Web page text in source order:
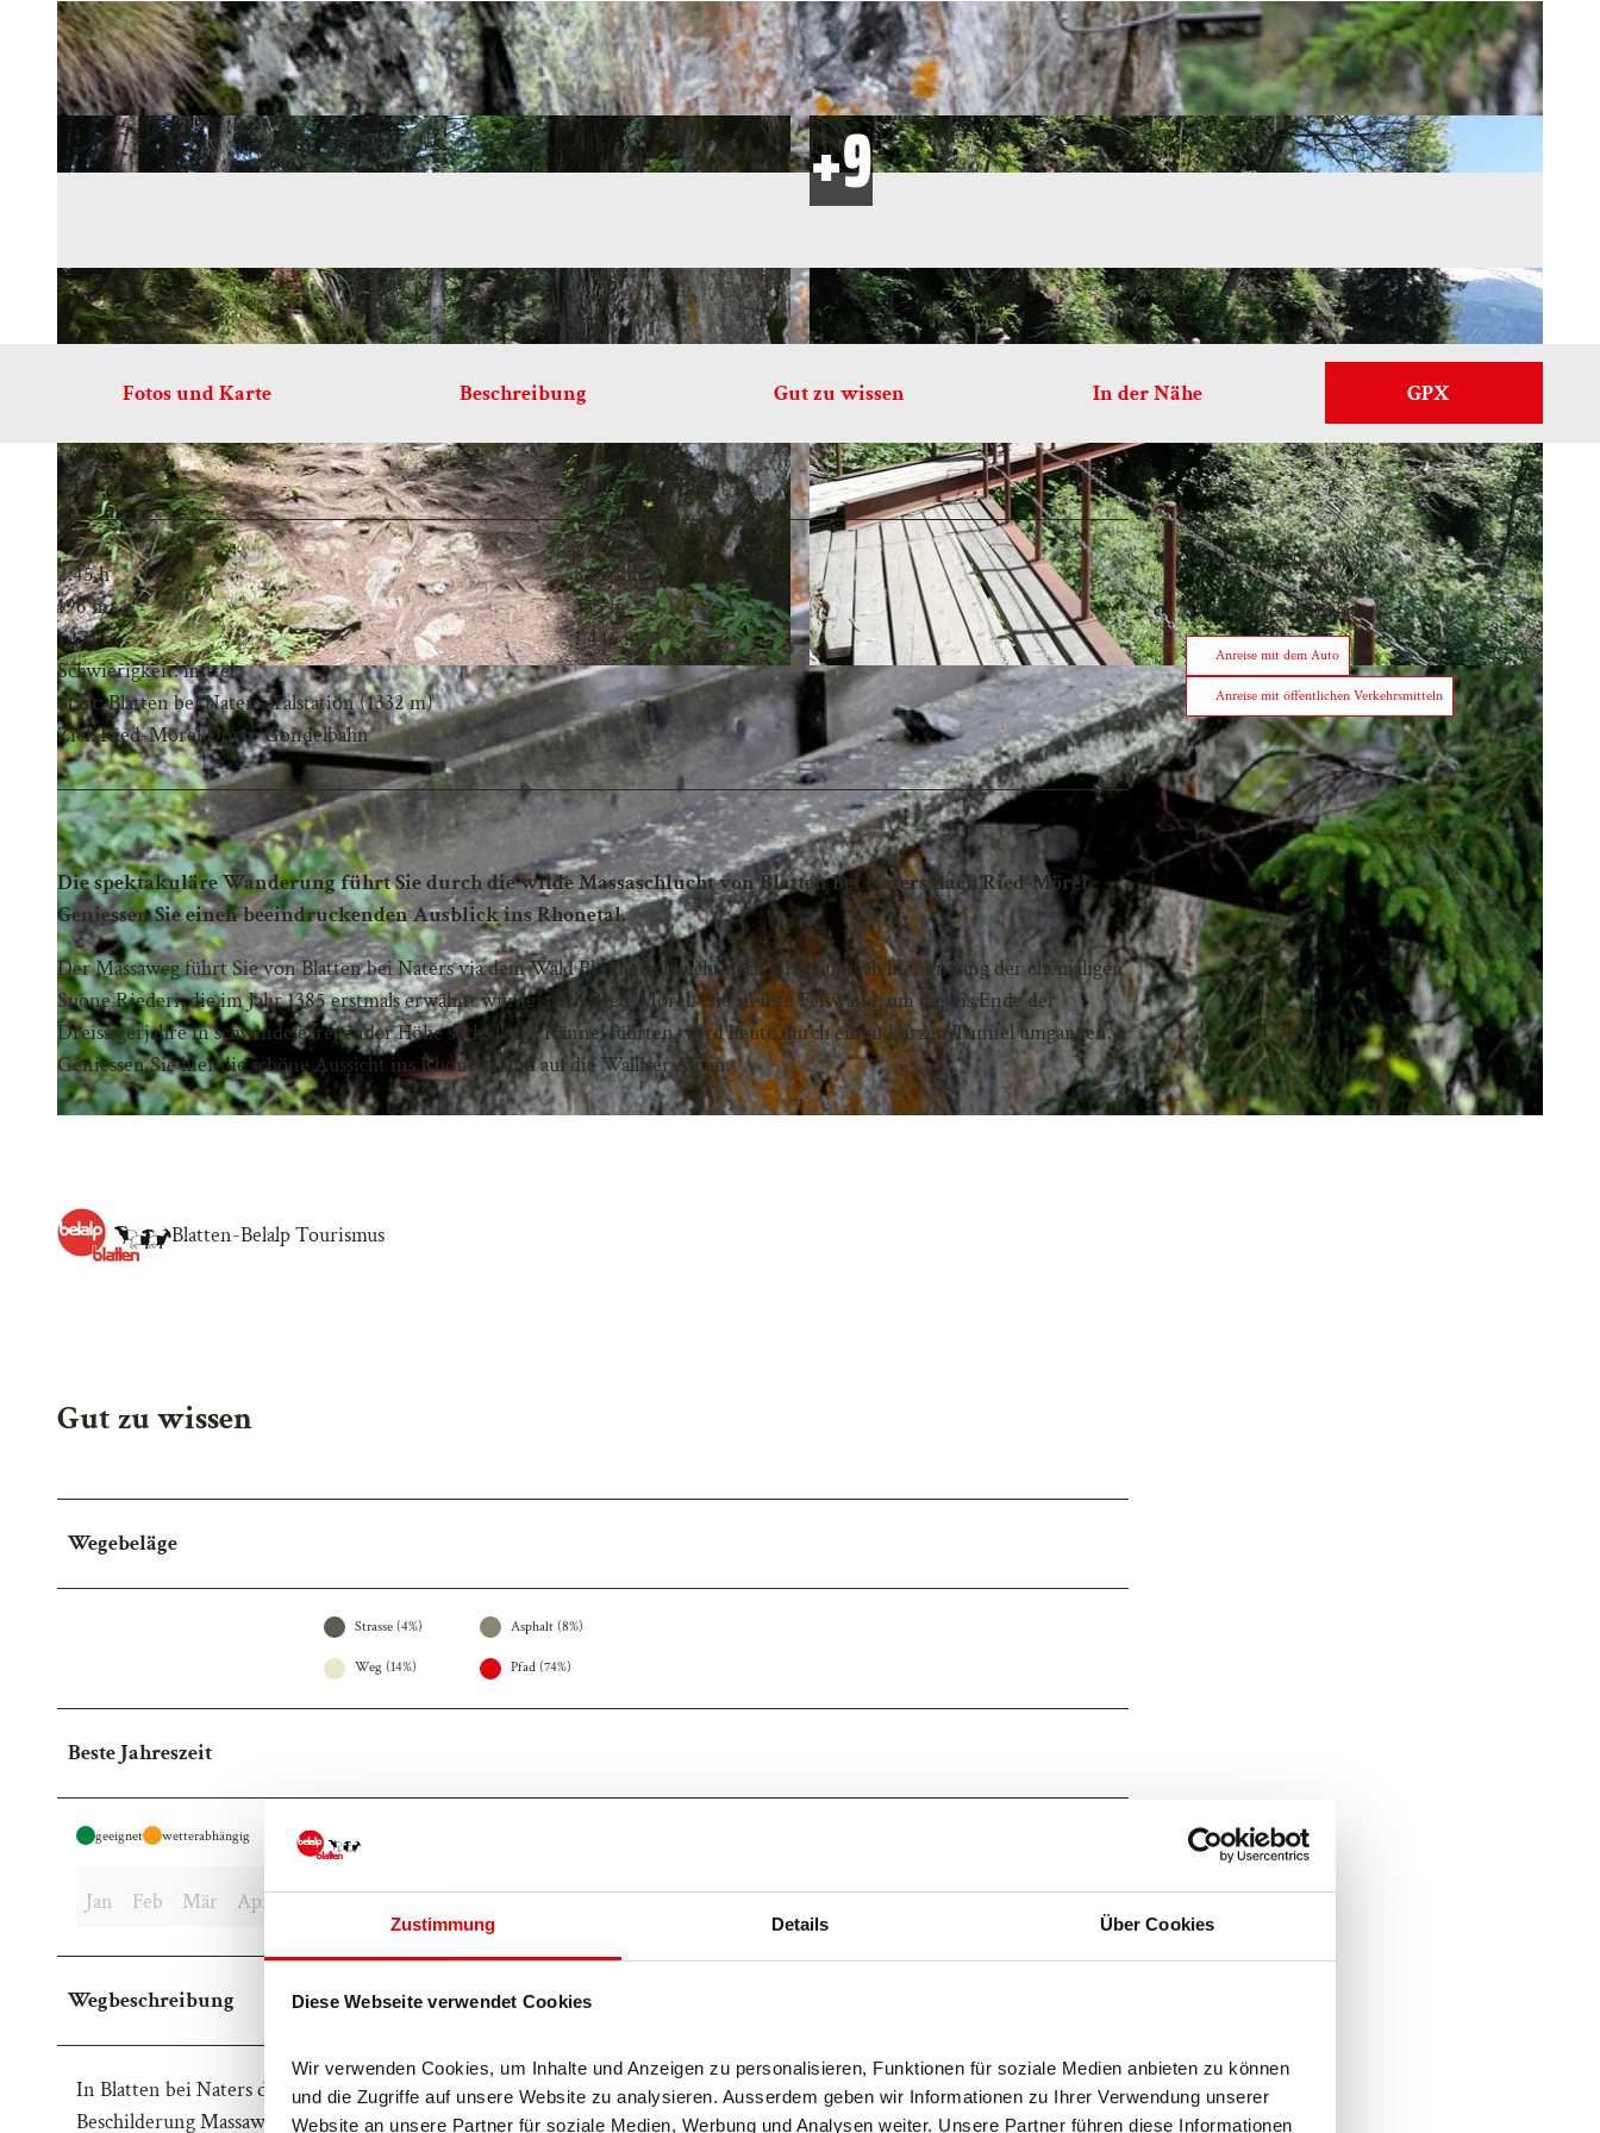
Zustimmung Details Über Cookies
Diese Webseite verwendet Cookies
Wir verwenden Cookies, um Inhalte und Anzeigen zu personalisieren, Funktionen für soziale Medien anbieten zu können
und die Zugriffe auf unsere Website zu analysieren. Ausserdem geben wir Informationen zu Ihrer Verwendung unserer
Website an unsere Partner für soziale Medien, Werbung und Analysen weiter. Unsere Partner führen diese Informationen
Fotos und Karte Beschreibung Gut zu wissen In der Nähe GPX
2:45 h
8,65 km
196 m
355 m
1.174 m
1.446 m
Schwierigkeit: mittel
Start: Blatten bei Naters, Talstation (1332 m)
Ziel: Ried-Mörel Dorf - Gondelbahn
Die spektakuläre Wanderung führt Sie durch die wilde Massaschlucht von Blatten bei Naters nach Ried-Mörel.
Geniessen Sie einen beeindruckenden Ausblick ins Rhonetal.
Der Massaweg führt Sie von Blatten bei Naters via dem Wald Blattnerschliecht nach Gragg und ab hier entlang der ehemaligen
Suone Riederi, die im Jahr 1385 erstmals erwähnt wurde, nach Ried-Mörel. Die steilste Felswand, um die bis Ende der
Dreissigerjahre in schwindelerregender Höhe sechs lange Kännel führten, wird heute durch einen kurzen Tunnel umgangen.
Geniessen Sie hier die schöne Aussicht ins Rhonetal und auf die Walliser Alpen.
Blatten-Belalp Tourismus
Gut zu wissen
Wegebeläge
Strasse (4%) Asphalt (8%)
Weg (14%) Pfad (74%)
Beste Jahreszeit
geeignet wetterabhängig
Jan Feb Mär Apr Mai Jun Jul Aug Sep Okt Nov Dez
Wegbeschreibung
In Blatten bei Naters durchqueren Sie das Dorf und wandern durch die Blattnerschliecht zur Gibidumbrücke und folgen der
Beschilderung Massaweg. Über Gragg erreichen Sie die Suone Riederi und folgen deren Trassee auf einem ausgesprengten,
Kontaktdaten
3914Blatten bei Naters
Anreise mit dem Auto
Anreise mit öffentlichen Verkehrsmitteln